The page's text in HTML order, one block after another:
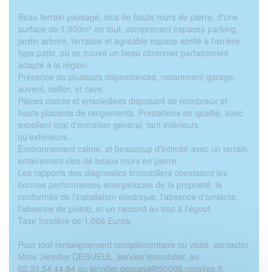
Beau terrain paysagé, clos de hauts murs de pierre, d'une
surface de 1.000m² en tout, comprenant espaces parking,
jardin arboré, terrasse et agréable espace abrité à l'arrière
type patio, où se trouve un beau citronnier parfaitement
adapté à la région.
Présence de plusieurs dépendances, notamment garage,
auvent, cellier, et cave.
Pièces claires et ensoleillées disposant de nombreux et
hauts placards de rangements. Prestations de qualité, avec
excellent état d'entretien général, tant intérieurs
qu'extérieurs.
Environnement calme, et beaucoup d'intimité avec un terrain
entièrement clos de beaux murs en pierre.
Les rapports des diagnostics immobiliers constatent les
bonnes performances énergétiques de la propriété, la
conformité de l'installation électrique, l'absence d'amiante,
l'absence de plomb, et un raccord au tout à l'égout.
Taxe foncière de 1.066 Euros.
Pour tout renseignement complémentaire ou visite, contacter
Mme Jennifer DEGUEUL, service immobilier, au
02.33.54.44.84 ou jennifer.degueul@50098.notaires.fr